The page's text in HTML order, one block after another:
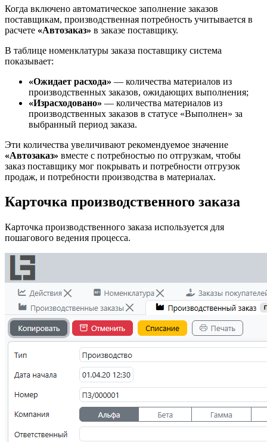
Когда включено автоматическое заполнение заказов
поставщикам, производственная потребность учитывается в
расчете «Автозаказ» в заказе поставщику.
В таблице номенклатуры заказа поставщику система
показывает:
«Ожидает расхода» — количества материалов из
производственных заказов, ожидающих выполнения;
«Израсходовано» — количества материалов из
производственных заказов в статусе «Выполнен» за
выбранный период заказа.
Эти количества увеличивают рекомендуемое значение
«Автозаказ» вместе с потребностью по отгрузкам, чтобы
заказ поставщику мог покрывать и потребности отгрузок
продаж, и потребности производства в материалах.
Карточка производственного заказа
Карточка производственного заказа используется для
пошагового ведения процесса.